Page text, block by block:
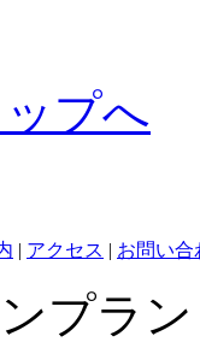
プへ
| アクセス | お問い合
プラ